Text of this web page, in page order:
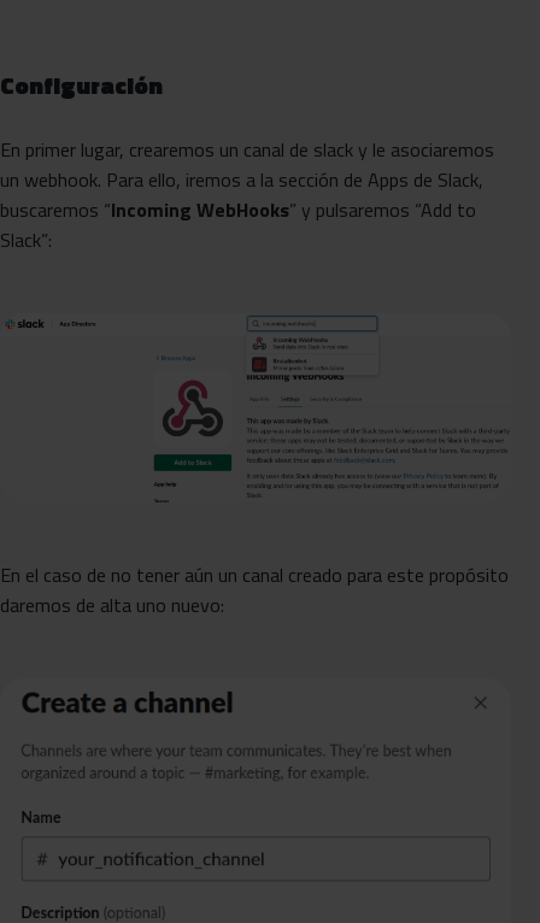
Configuración
En primer lugar, crearemos un canal de slack y le asociaremos
un webhook. Para ello, iremos a la sección de Apps de Slack,
buscaremos “Incoming WebHooks” y pulsaremos “Add to
Slack”:
En el caso de no tener aún un canal creado para este propósito
daremos de alta uno nuevo: